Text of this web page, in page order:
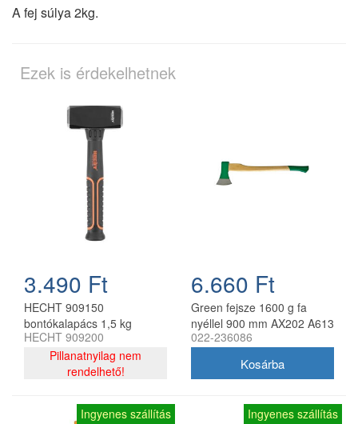
A fej súlya 2kg.
Ezek is érdekelhetnek
3.490 Ft
HECHT 909150
bontókalapács 1,5 kg
HECHT 909200
Pillanatnyilag nem
rendelhető!
6.660 Ft
Green fejsze 1600 g fa
nyéllel 900 mm AX202 A613
022-236086
Ingyenes szállítás Ingyenes szállítás